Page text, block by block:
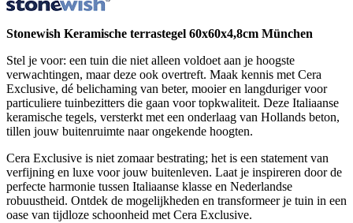
Stonewish Keramische terrastegel 60x60x4,8cm München
Stel je voor: een tuin die niet alleen voldoet aan je hoogste
verwachtingen, maar deze ook overtreft. Maak kennis met Cera
Exclusive, dé belichaming van beter, mooier en langduriger voor
particuliere tuinbezitters die gaan voor topkwaliteit. Deze Italiaanse
keramische tegels, versterkt met een onderlaag van Hollands beton,
tillen jouw buitenruimte naar ongekende hoogten.
Cera Exclusive is niet zomaar bestrating; het is een statement van
verfijning en luxe voor jouw buitenleven. Laat je inspireren door de
perfecte harmonie tussen Italiaanse klasse en Nederlandse
robuustheid. Ontdek de mogelijkheden en transformeer je tuin in een
oase van tijdloze schoonheid met Cera Exclusive.